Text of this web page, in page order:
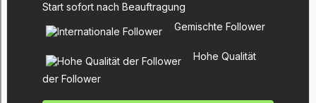
Start sofort nach Beauftragung
Gemischte Follower
Hohe Qualität
der Follower